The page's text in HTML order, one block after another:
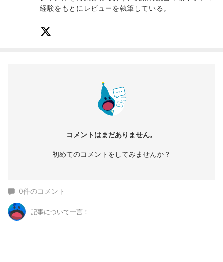
経験をもとにレビューを執筆している。
コメントはまだありません。
初めてのコメントをしてみませんか？
0件のコメント